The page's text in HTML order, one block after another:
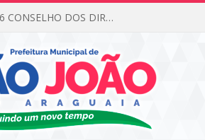
EDITAL DE CHAMADA PÚBLICA Nº 001/2026 CONSELHO DOS DIREITOS DA CRIANÇA E DO ADOLESCENTE